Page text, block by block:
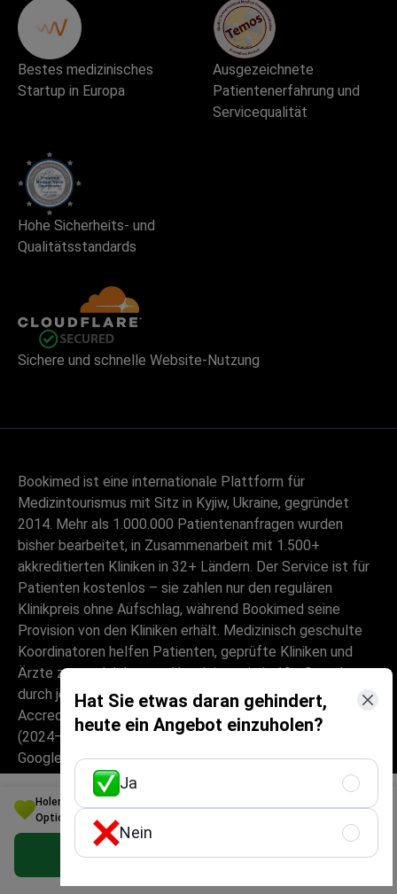
Holen Sie sich die beste Ästhetische Medizin und Kosmetologie
Option für Ihr Budget in Spanien
Kostenloses persönliches Angebot erhalten
Hat Sie etwas daran gehindert,
heute ein Angebot einzuholen?
Ja
Nein
Bestes medizinisches
Startup in Europa
Ausgezeichnete
Patientenerfahrung und
Servicequalität
Hohe Sicherheits- und
Qualitätsstandards
Sichere und schnelle Website-Nutzung
Bookimed ist eine internationale Plattform für
Medizintourismus mit Sitz in Kyjiw, Ukraine, gegründet
2014. Mehr als 1.000.000 Patientenanfragen wurden
bisher bearbeitet, in Zusammenarbeit mit 1.500+
akkreditierten Kliniken in 32+ Ländern. Der Service ist für
Patienten kostenlos – sie zahlen nur den regulären
Klinikpreis ohne Aufschlag, während Bookimed seine
Provision von den Kliniken erhält. Medizinisch geschulte
Koordinatoren helfen Patienten, geprüfte Kliniken und
Ärzte zu vergleichen, und begleiten sie in 10+ Sprachen
durch jeden Schritt. Die Plattform ist Global Healthcare
Accreditation-zertifiziert, zuvor war sie Temos-zertifiziert
(2024–2025). Bewertung: 4,6 auf Trustpilot und 4,4 auf
Google Reviews.
Die auf der Website zur Verfügung
gestellten Informationen sind kein
Handlungsleitfaden und sollten nicht als
ärztliche Beratung oder